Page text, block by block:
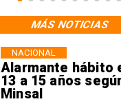
Alarmante hábito
13 a 15 años
Minsal
NACIONAL
MÁS NOTICIAS